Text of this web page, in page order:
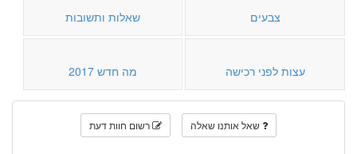
צבעים שאלות ותשובות
עצות לפני רכישה מה חדש 2017
שאל אותנו שאלה רשום חוות דעת